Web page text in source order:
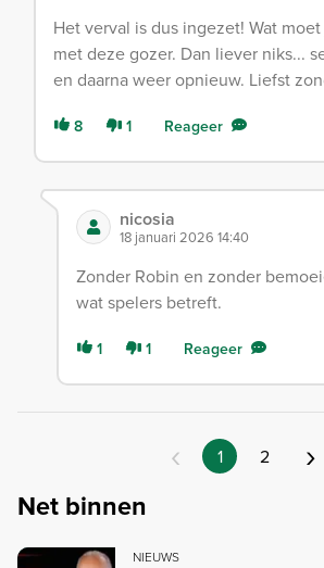
Het verval is dus ingezet! Wat
met deze gozer. Dan liever niks...
en daarna weer opnieuw. Liefst
8 1 Reageer
nicosia
18 januari 2026 14:40
Zonder Robin en zonder
wat spelers betreft.
1 1 Reageer
‹ 1 2 ›
Net binnen
NIEUWS